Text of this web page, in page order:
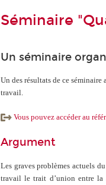
Séminaire
Un séminaire
Un des résultats de ce
travail.
Vous pouvez accéder au
Argument
Les graves problèmes actuels
travail le trait d’union entre la